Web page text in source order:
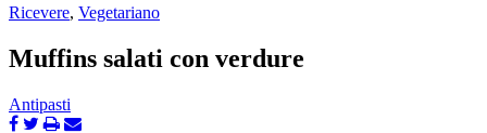
Ricevere, Vegetariano
Muffins salati con verdure
Antipasti